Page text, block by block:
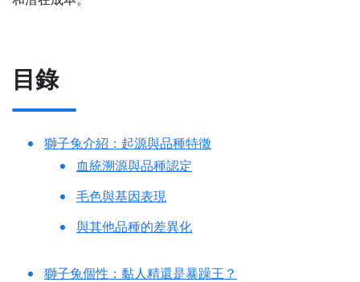
目錄
獅子兔介紹：起源與品種特徵
血統溯源與品種認定
毛色與基因表現
與其他品種的差異化
獅子兔個性：黏人精還是暴躁王？